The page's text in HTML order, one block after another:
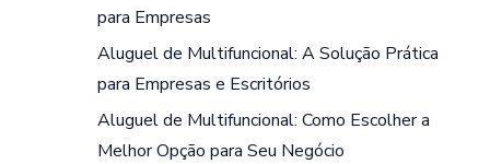
para Empresas
Aluguel de Multifuncional: A Solução Prática
para Empresas e Escritórios
Aluguel de Multifuncional: Como Escolher a
Melhor Opção para Seu Negócio